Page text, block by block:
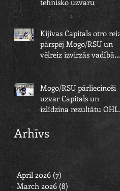
Kijivas Capitals otro reizi
pārspēj Mogo/RSU un
vēlreiz izvirzās vadībā
OHL pusfināla sērijā
Mogo/RSU pārliecinoši
uzvar Capitals un
izlīdzina rezultātu OHL
pusfināla sērijā
Arhīvs
April 2026 (7) 7 posts
March 2026 (8)